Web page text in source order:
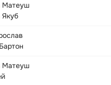
Матеуш
Якуб
Матеуш